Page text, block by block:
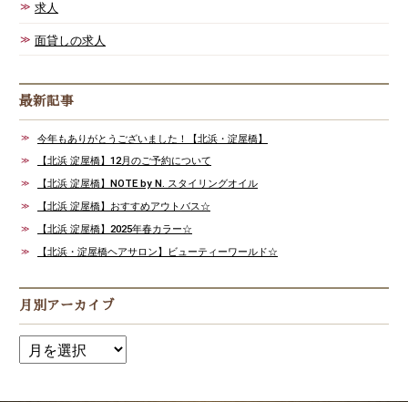
求人
面貸しの求人
最新記事
今年もありがとうございました！【北浜・淀屋橋】
【北浜 淀屋橋】12月のご予約について
【北浜 淀屋橋】NOTE by N. スタイリングオイル
【北浜 淀屋橋】おすすめアウトバス☆
【北浜 淀屋橋】2025年春カラー☆
【北浜・淀屋橋ヘアサロン】ビューティーワールド☆
月別アーカイブ